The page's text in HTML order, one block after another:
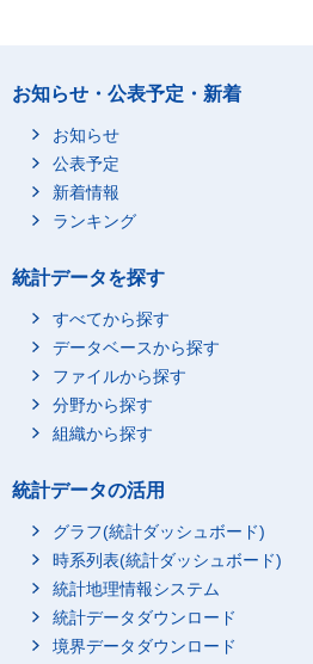
お知らせ・公表予定・新着
お知らせ
公表予定
新着情報
ランキング
統計データを探す
すべてから探す
データベースから探す
ファイルから探す
分野から探す
組織から探す
統計データの活用
グラフ(統計ダッシュボード)
時系列表(統計ダッシュボード)
統計地理情報システム
統計データダウンロード
境界データダウンロード